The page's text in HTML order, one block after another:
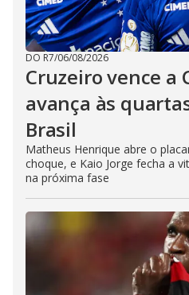
DO R7/06/08/2026
Cruzeiro vence a
avança às
Brasil
Matheus Henrique abre o
choque, e Kaio Jorge fecha a
na próxima fase